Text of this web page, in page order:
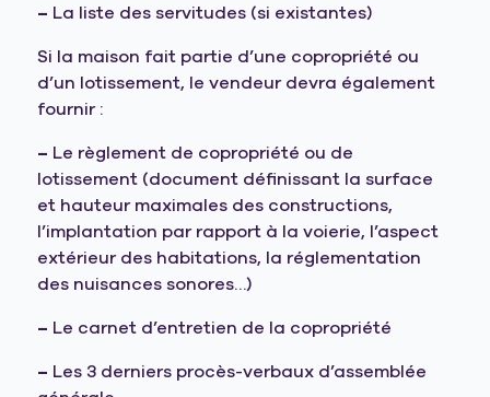
– La liste des servitudes (si existantes)
Si la maison fait partie d’une copropriété ou
d’un lotissement, le vendeur devra également
fournir :
– Le règlement de copropriété ou de
lotissement (document définissant la surface
et hauteur maximales des constructions,
l’implantation par rapport à la voierie, l’aspect
extérieur des habitations, la réglementation
des nuisances sonores…)
– Le carnet d’entretien de la copropriété
– Les 3 derniers procès-verbaux d’assemblée